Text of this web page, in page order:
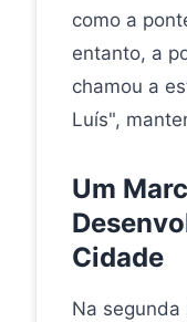
como a
entanto, a
chamou a
Luís",
Um
Cidade
Na segunda